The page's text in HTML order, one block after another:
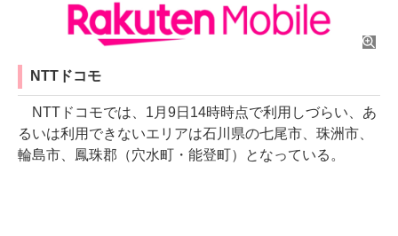
NTTドコモ
NTTドコモでは、1月9日14時時点で利用しづらい、あ
るいは利用できないエリアは石川県の七尾市、珠洲市、
輪島市、鳳珠郡（穴水町・能登町）となっている。